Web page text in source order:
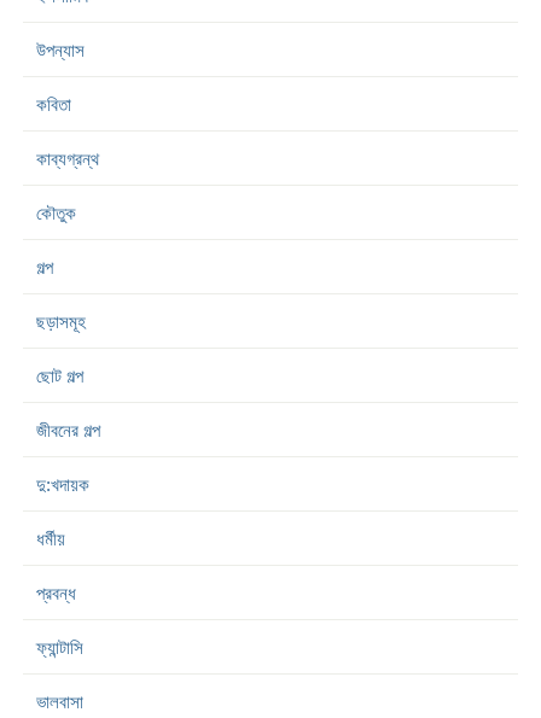
উপন্যাস
কবিতা
কাব্যগ্রন্থ
কৌতুক
গল্প
ছড়াসমূহ
ছোট গল্প
জীবনের গল্প
দু:খদায়ক
ধর্মীয়
প্রবন্ধ
ফ্যান্টাসি
ভালবাসা